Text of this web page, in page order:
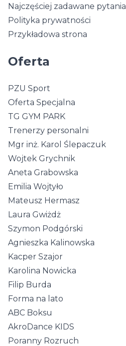
Najczęściej zadawane pytania
Polityka prywatności
Przykładowa strona
Oferta
PZU Sport
Oferta Specjalna
TG GYM PARK
Trenerzy personalni
Mgr inż. Karol Ślepaczuk
Wojtek Grychnik
Aneta Grabowska
Emilia Wojtyło
Mateusz Hermasz
Laura Gwiżdż
Szymon Podgórski
Agnieszka Kalinowska
Kacper Szajor
Karolina Nowicka
Filip Burda
Forma na lato
ABC Boksu
AkroDance KIDS
Poranny Rozruch